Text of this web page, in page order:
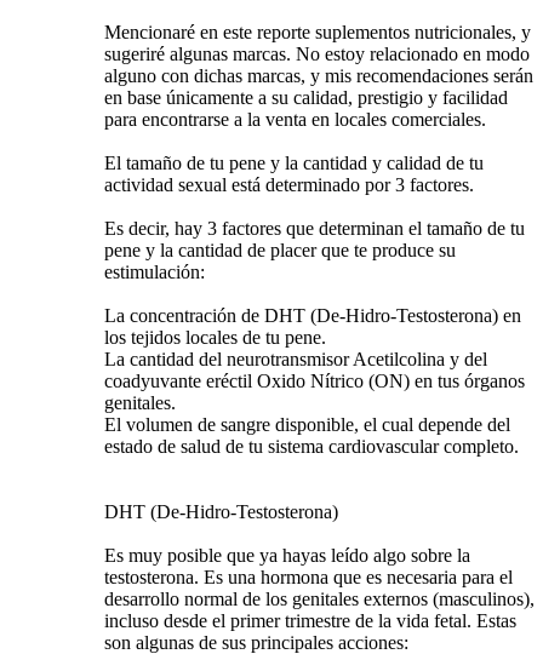
Mencionaré en este reporte suplementos nutricionales, y
sugeriré algunas marcas. No estoy relacionado en modo
alguno con dichas marcas, y mis recomendaciones serán
en base únicamente a su calidad, prestigio y facilidad
para encontrarse a la venta en locales comerciales.
El tamaño de tu pene y la cantidad y calidad de tu
actividad sexual está determinado por 3 factores.
Es decir, hay 3 factores que determinan el tamaño de tu
pene y la cantidad de placer que te produce su
estimulación:
La concentración de DHT (De-Hidro-Testosterona) en
los tejidos locales de tu pene.
La cantidad del neurotransmisor Acetilcolina y del
coadyuvante eréctil Oxido Nítrico (ON) en tus órganos
genitales.
El volumen de sangre disponible, el cual depende del
estado de salud de tu sistema cardiovascular completo.
DHT (De-Hidro-Testosterona)
Es muy posible que ya hayas leído algo sobre la
testosterona. Es una hormona que es necesaria para el
desarrollo normal de los genitales externos (masculinos),
incluso desde el primer trimestre de la vida fetal. Estas
son algunas de sus principales acciones: